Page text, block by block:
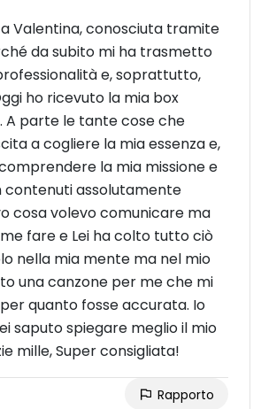
Valentina, conosciuta tramite
da subito mi ha trasmetto
e, soprattutto,
ho ricevuto la mia box
A parte le tante cose che
a cogliere la mia essenza e,
la mia missione e
assolutamente
cosa volevo comunicare ma
fare e Lei ha colto tutto ciò
nella mia mente ma nel mio
una canzone per me che mi
quanto fosse accurata. Io
saputo spiegare meglio il mio
mille, Super consigliata!
Rapporto